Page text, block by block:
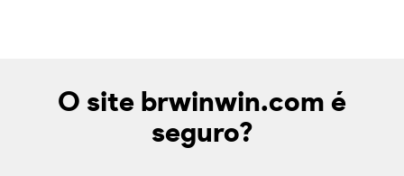
O site brwinwin.com é
seguro?